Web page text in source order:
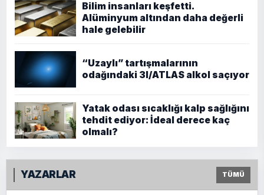
Bilim insanları keşfetti.
Alüminyum altından daha değerli
hale gelebilir
“Uzaylı” tartışmalarının
odağındaki 3I/ATLAS alkol saçıyor
Yatak odası sıcaklığı kalp sağlığını
tehdit ediyor: İdeal derece kaç
olmalı?
YAZARLAR TÜMÜ